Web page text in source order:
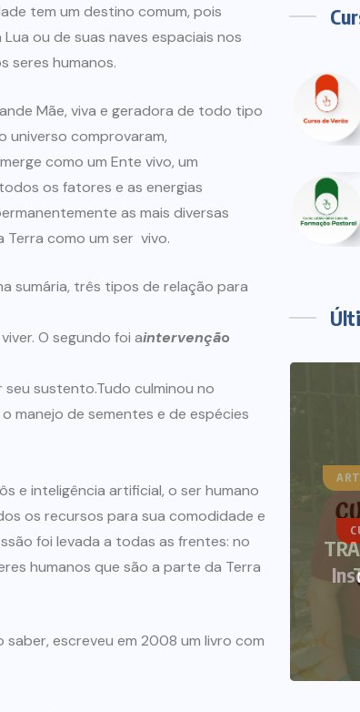
tem um destino comum, pois
ou de suas naves espaciais nos
seres humanos.
Mãe, viva e geradora de todo tipo
universo comprovaram,
como um Ente vivo, um
os fatores e as energias
as mais diversas
Terra como um ser vivo.
três tipos de relação para
O segundo foi aintervenção
sustento.Tudo culminou no
manejo de sementes e de espécies
e inteligência artificial, o ser humano
os recursos para sua comodidade e
foi levada a todas as frentes: no
humanos que são a parte da Terra
escreveu em 2008 um livro com
abertas Curso de
12 DE DEZEMBRO DE 2020